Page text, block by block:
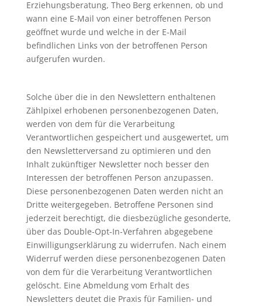
Erziehungsberatung, Theo Berg erkennen, ob und
wann eine E-Mail von einer betroffenen Person
geöffnet wurde und welche in der E-Mail
befindlichen Links von der betroffenen Person
aufgerufen wurden.
Solche über die in den Newslettern enthaltenen
Zählpixel erhobenen personenbezogenen Daten,
werden von dem für die Verarbeitung
Verantwortlichen gespeichert und ausgewertet, um
den Newsletterversand zu optimieren und den
Inhalt zukünftiger Newsletter noch besser den
Interessen der betroffenen Person anzupassen.
Diese personenbezogenen Daten werden nicht an
Dritte weitergegeben. Betroffene Personen sind
jederzeit berechtigt, die diesbezügliche gesonderte,
über das Double-Opt-In-Verfahren abgegebene
Einwilligungserklärung zu widerrufen. Nach einem
Widerruf werden diese personenbezogenen Daten
von dem für die Verarbeitung Verantwortlichen
gelöscht. Eine Abmeldung vom Erhalt des
Newsletters deutet die Praxis für Familien- und